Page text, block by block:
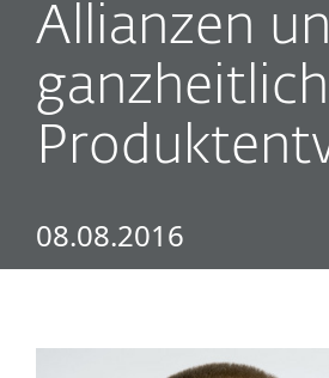
Allianzen
08.08.2016